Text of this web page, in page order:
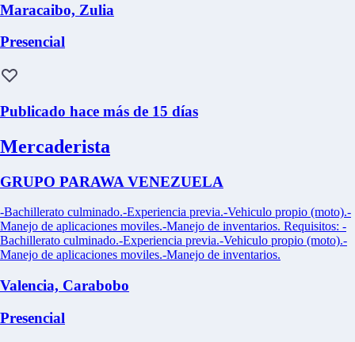
Maracaibo, Zulia
Presencial
Publicado hace más de 15 días
Mercaderista
GRUPO PARAWA VENEZUELA
-Bachillerato culminado.-Experiencia previa.-Vehiculo propio (moto).-
Manejo de aplicaciones moviles.-Manejo de inventarios. Requisitos: -
Bachillerato culminado.-Experiencia previa.-Vehiculo propio (moto).-
Manejo de aplicaciones moviles.-Manejo de inventarios.
Valencia, Carabobo
Presencial